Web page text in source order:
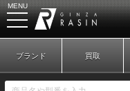
MENU
ブランド 買取